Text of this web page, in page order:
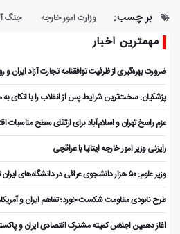
بر چسب: وزارت امور خارجه جنگ
مهمترین اخبار
ضرورت بهره‌گیری از ظرفیت توافقنامه تجارت آزاد ایران و
پزشکیان: سخت‌ترین شرایط پس از انقلاب را با اتکای
عزم راسخ تهران و اسلام‌آباد برای ارتقای سطح مناسبات
رایزنی وزیر امور خارجه ایتالیا با عراقچی
وزیر علوم: ۵۰ هزار دانشجوی عراقی در دانشگاه‌های ایران تحصیل می‌کنند
طرح نابودی مقاومت شکست خورد؛ تفاهم ایران و آمریکا،
آغاز دهمین اجلاس کمیته مشترک اقتصادی ایران و